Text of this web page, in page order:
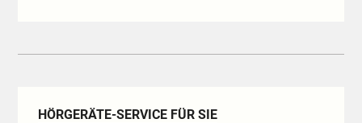
HÖRGERÄTE-SERVICE FÜR SIE